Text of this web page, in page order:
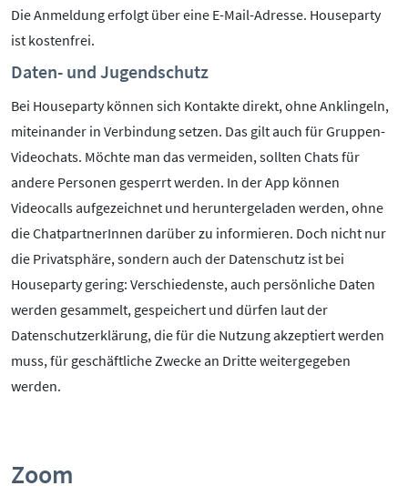
Die Anmeldung erfolgt über eine E-Mail-Adresse. Houseparty
ist kostenfrei.
Daten- und Jugendschutz
Bei Houseparty können sich Kontakte direkt, ohne Anklingeln,
miteinander in Verbindung setzen. Das gilt auch für Gruppen-
Videochats. Möchte man das vermeiden, sollten Chats für
andere Personen gesperrt werden. In der App können
Videocalls aufgezeichnet und heruntergeladen werden, ohne
die ChatpartnerInnen darüber zu informieren. Doch nicht nur
die Privatsphäre, sondern auch der Datenschutz ist bei
Houseparty gering: Verschiedenste, auch persönliche Daten
werden gesammelt, gespeichert und dürfen laut der
Datenschutzerklärung, die für die Nutzung akzeptiert werden
muss, für geschäftliche Zwecke an Dritte weitergegeben
werden.
Zoom
Barrierefreiheit
SERVICE:
Medienkurse
Mediencoaches
Materialien
Medienquiz
Newsletter